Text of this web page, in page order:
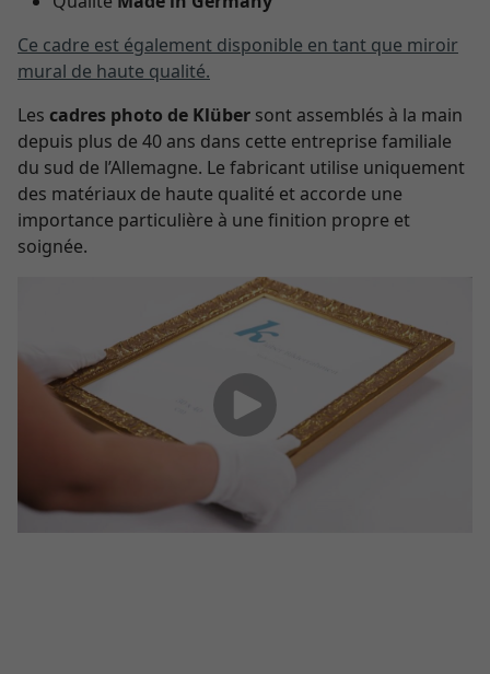
Ce cadre est également disponible en tant que miroir
mural de haute qualité.
Les cadres photo de Klüber sont assemblés à la main
depuis plus de 40 ans dans cette entreprise familiale
du sud de l’Allemagne. Le fabricant utilise uniquement
des matériaux de haute qualité et accorde une
importance particulière à une finition propre et
soignée.